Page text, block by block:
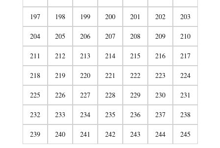
197 198 199 200 201 202 203
204 205 206 207 208 209 210
211 212 213 214 215 216 217
218 219 220 221 222 223 224
225 226 227 228 229 230 231
232 233 234 235 236 237 238
239 240 241 242 243 244 245